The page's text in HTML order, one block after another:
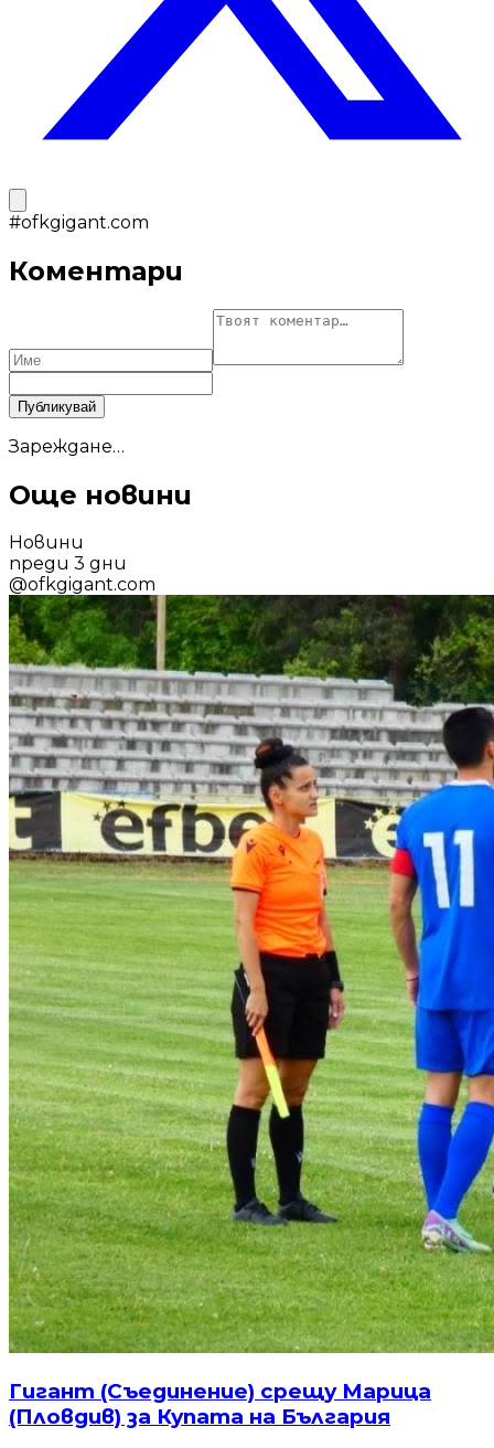
#ofkgigant.com
Коментари
Публикувай
Зареждане…
Още новини
Новини
преди 3 дни
@ofkgigant.com
Гигант (Съединение) срещу Марица
(Пловдив) за Купата на България